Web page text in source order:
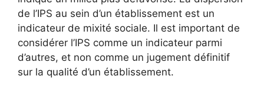
de l’IPS au sein d’un établissement est un
indicateur de mixité sociale. Il est important de
considérer l’IPS comme un indicateur parmi
d’autres, et non comme un jugement définitif
sur la qualité d’un établissement.